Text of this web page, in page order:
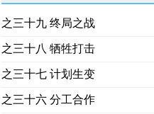
之三十九 终局之战
之三十八 牺牲打击
之三十七 计划生变
之三十六 分工合作